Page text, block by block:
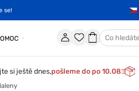
se!
ÚčetOblíbené
Nákupní
si ještě dnes,pošleme do po 10.08